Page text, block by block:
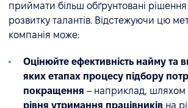
приймати більш обґрунтовані
розвитку талантів. Відстежуючи цю
компанія може:
Оцінюйте ефективність найму та
яких етапах процесу підбору
покращення – наприклад, шляхом
рівня утримання працівників на